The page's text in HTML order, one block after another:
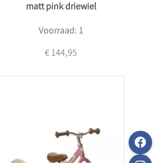
matt pink driewiel
Voorraad: 1
€ 144,95